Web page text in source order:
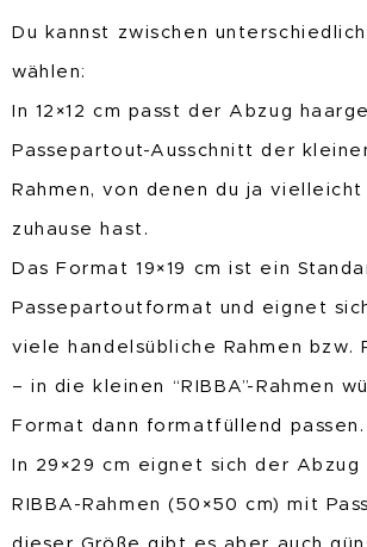
Du kannst zwischen
wählen:
In 12×12 cm passt der Abzug
Passepartout-Ausschnitt der
Rahmen, von denen du ja vielleicht
zuhause hast.
Das Format 19×19 cm ist ein
Passepartoutformat und eignet
viele handelsübliche Rahmen bzw.
– in die kleinen “RIBBA”-Rahmen
Format dann formatfüllend passen.
In 29×29 cm eignet sich der Abzug
RIBBA-Rahmen (50×50 cm) mit